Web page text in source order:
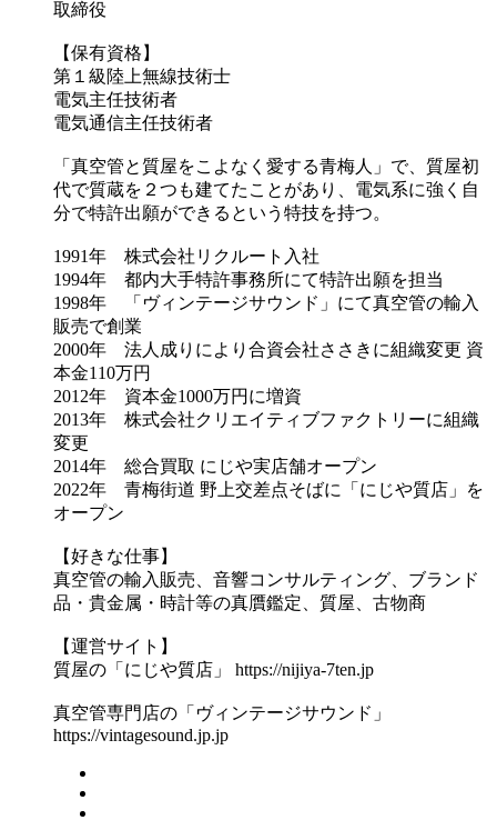
取締役
【保有資格】
第１級陸上無線技術士
電気主任技術者
電気通信主任技術者
「真空管と質屋をこよなく愛する青梅人」で、質屋初
代で質蔵を２つも建てたことがあり、電気系に強く自
分で特許出願ができるという特技を持つ。
1991年 株式会社リクルート入社
1994年 都内大手特許事務所にて特許出願を担当
1998年 「ヴィンテージサウンド」にて真空管の輸入
販売で創業
2000年 法人成りにより合資会社ささきに組織変更 資
本金110万円
2012年 資本金1000万円に増資
2013年 株式会社クリエイティブファクトリーに組織
変更
2014年 総合買取 にじや実店舗オープン
2022年 青梅街道 野上交差点そばに「にじや質店」を
オープン
【好きな仕事】
真空管の輸入販売、音響コンサルティング、ブランド
品・貴金属・時計等の真贋鑑定、質屋、古物商
【運営サイト】
質屋の「にじや質店」 https://nijiya-7ten.jp
真空管専門店の「ヴィンテージサウンド」
https://vintagesound.jp.jp